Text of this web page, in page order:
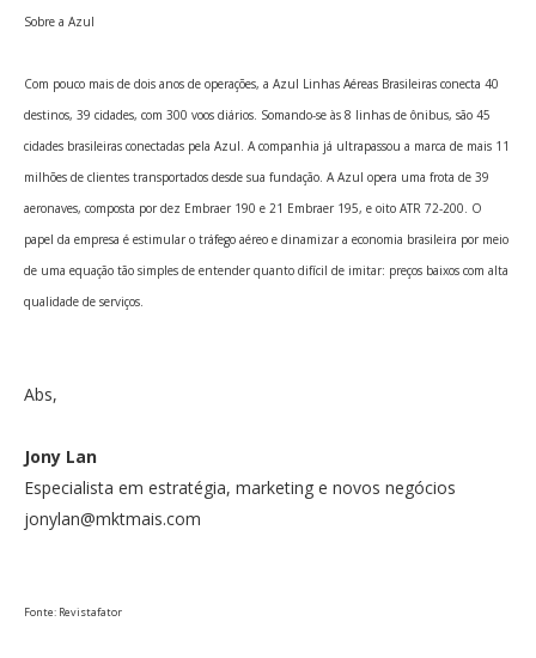
Sobre a Azul
Com pouco mais de dois anos de operações, a Azul Linhas Aéreas Brasileiras conecta 40
destinos, 39 cidades, com 300 voos diários. Somando-se às 8 linhas de ônibus, são 45
cidades brasileiras conectadas pela Azul. A companhia já ultrapassou a marca de mais 11
milhões de clientes transportados desde sua fundação. A Azul opera uma frota de 39
aeronaves, composta por dez Embraer 190 e 21 Embraer 195, e oito ATR 72-200. O
papel da empresa é estimular o tráfego aéreo e dinamizar a economia brasileira por meio
de uma equação tão simples de entender quanto difícil de imitar: preços baixos com alta
qualidade de serviços.
Abs,
Jony Lan
Especialista em estratégia, marketing e novos negócios
jonylan@mktmais.com
Fonte: Revistafator